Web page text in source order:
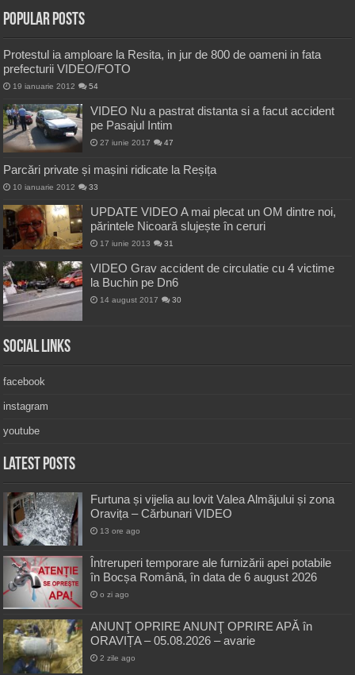
Popular Posts
Protestul ia amploare la Resita, in jur de 800 de oameni in fata
prefecturii VIDEO/FOTO
19 ianuarie 2012 54
VIDEO Nu a pastrat distanta si a facut accident
pe Pasajul Intim
27 iunie 2017 47
Parcări private și mașini ridicate la Reșița
10 ianuarie 2012 33
UPDATE VIDEO A mai plecat un OM dintre noi,
părintele Nicoară slujește în ceruri
17 iunie 2013 31
VIDEO Grav accident de circulatie cu 4 victime
la Buchin pe Dn6
14 august 2017 30
Social Links
facebook
instagram
youtube
Latest Posts
Furtuna și vijelia au lovit Valea Almăjului și zona
Oravița – Cărbunari VIDEO
13 ore ago
Întreruperi temporare ale furnizării apei potabile
în Bocșa Română, în data de 6 august 2026
o zi ago
ANUNŢ OPRIRE ANUNŢ OPRIRE APĂ în
ORAVIȚA – 05.08.2026 – avarie
2 zile ago